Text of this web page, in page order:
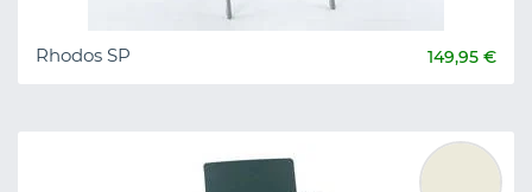
Rhodos SP 149,95 €